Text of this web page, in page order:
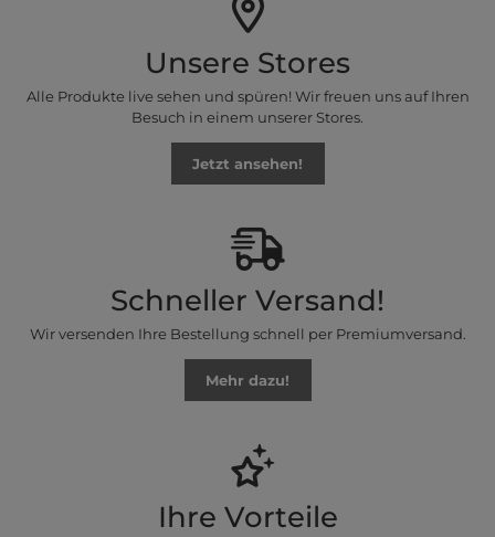
Unsere Stores
Alle Produkte live sehen und spüren! Wir freuen uns auf Ihren
Besuch in einem unserer Stores.
Jetzt ansehen!
Schneller Versand!
Wir versenden Ihre Bestellung schnell per Premiumversand.
Mehr dazu!
Ihre Vorteile